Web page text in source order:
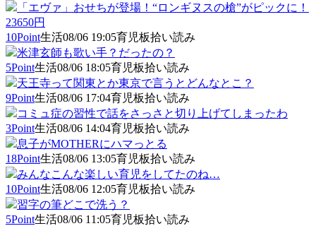
「エヴァ」おせちが登場！“ロンギヌスの槍”がピックに！
23650円
10Point生活08/06 19:05育児板拾い読み
米津玄師も歌い手？だったの？
5Point生活08/06 18:05育児板拾い読み
天王寺って関東とか東京で言うとどんなとこ？
9Point生活08/06 17:04育児板拾い読み
コミュ症の習性で話をさっさと切り上げてしまったわ
3Point生活08/06 14:04育児板拾い読み
息子がMOTHERにハマっとる
18Point生活08/06 13:05育児板拾い読み
みんなこんな楽しい育児をしてたのね…
10Point生活08/06 12:05育児板拾い読み
習字の筆どこで洗う？
5Point生活08/06 11:05育児板拾い読み